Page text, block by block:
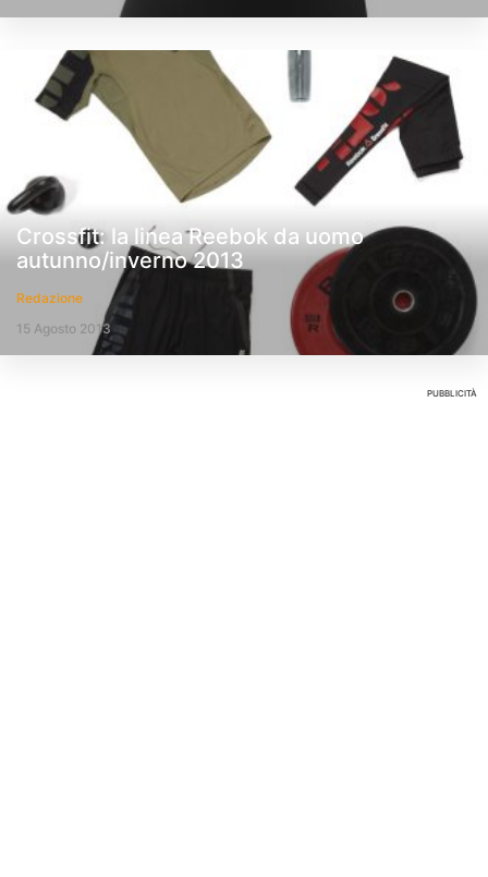
Crossfit: la linea Reebok da uomo
autunno/inverno 2013
Redazione
15 Agosto 2013
PUBBLICITÀ